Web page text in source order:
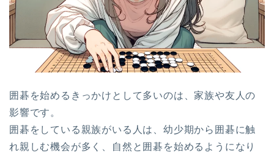
囲碁を始めるきっかけとして多いのは、家族や友人の
影響です。
囲碁をしている親族がいる人は、幼少期から囲碁に触
れ親しむ機会が多く、自然と囲碁を始めるようになり